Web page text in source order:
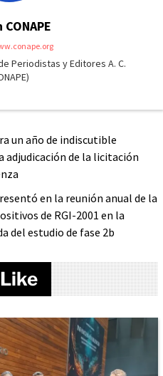
Periodistas y Editores A. C.
un año de indiscutible
de la licitación
en la reunión anual de la
de RGI-2001 en la
del estudio de fase 2b